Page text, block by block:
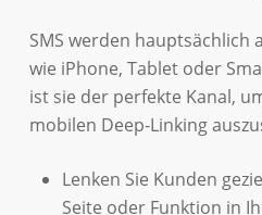
SMS werden hauptsächlich
wie iPhone, Tablet oder
ist sie der perfekte Kanal,
mobilen Deep-Linking
Lenken Sie Kunden
Seite oder Funktion in